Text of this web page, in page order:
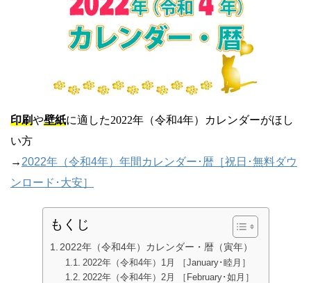
印刷や壁紙に適した2022年（令和4年）カレンダーがほし
い方
→ 2022年（令和4年）年間カレンダー･暦［祝日･無料ダウ
ンロード･大安］
もくじ
2022年（令和4年）カレンダー・暦（寅年）
2022年（令和4年）1月 ［January･睦月］
2022年（令和4年）2月 ［February･如月］